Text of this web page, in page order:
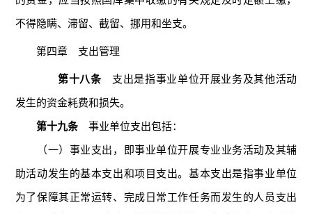
不得隐瞒、滞留、截留、挪用和坐支。
第四章 支出管理
第十八条支出是指事业单位开展业务及其他活动
发生的资金耗费和损失。
第十九条事业单位支出包括：
（一）事业支出，即事业单位开展专业业务活动及其辅
助活动发生的基本支出和项目支出。基本支出是指事业单位
为了保障其正常运转、完成日常工作任务而发生的人员支出